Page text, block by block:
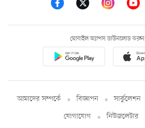
মোবাইল অ্যাপস ডাউনলোড করুন
আমাদের সম্পর্কে বিজ্ঞাপন সার্কুলেশন
যোগাযোগ
নিউজলেটার